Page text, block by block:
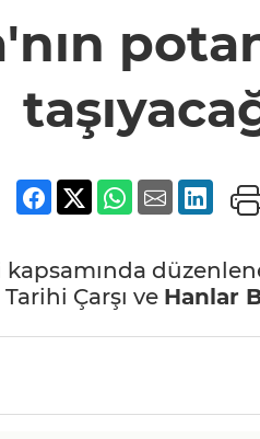
kapsamında
Çarşı ve Hanlar